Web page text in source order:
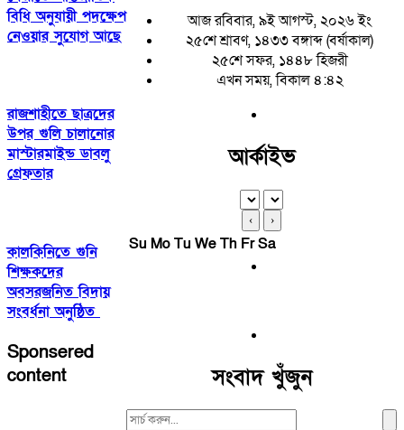
বিধি অনুযায়ী পদক্ষেপ
নেওয়ার সুযোগ আছে
রাজশাহীতে ছাত্রদের
উপর গুলি চালানোর
মাস্টারমাইন্ড ডাবলু
গ্রেফতার
কালকিনিতে গুনি
শিক্ষকদের
অবসরজনিত বিদায়
সংবর্ধনা অনুষ্ঠিত
Sponsered
content
আজ রবিবার, ৯ই আগস্ট, ২০২৬ ইং
২৫শে শ্রাবণ, ১৪৩৩ বঙ্গাব্দ (বর্ষাকাল)
২৫শে সফর, ১৪৪৮ হিজরী
এখন সময়, বিকাল ৪:৪২
আর্কাইভ
‹ ›
Su MoTu WeTh FrSa
সংবাদ খুঁজুন
Search